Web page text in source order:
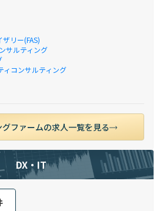
リー(FAS)
サルティング
ィコンサルティング
ファームの求人一覧を見る
DX・IT